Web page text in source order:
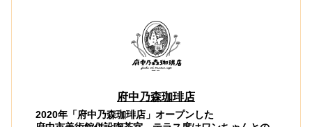
府中乃森珈琲店
2020年「府中乃森珈琲店」オープンした